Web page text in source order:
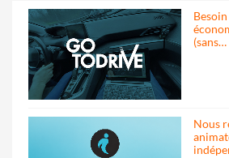
(sans…
Nous